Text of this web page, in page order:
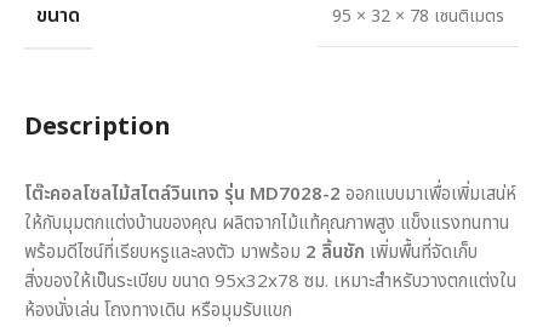
ขนาด 95 × 32 × 78 เซนติเมตร
Description
โต๊ะคอลโซลไม้สไตล์วินเทจ รุ่น MD7028-2 ออกแบบมาเพื่อเพิ่มเสน่ห์
ให้กับมุมตกแต่งบ้านของคุณ ผลิตจากไม้แท้คุณภาพสูง แข็งแรงทนทาน
พร้อมดีไซน์ที่เรียบหรูและลงตัว มาพร้อม 2 ลิ้นชัก เพิ่มพื้นที่จัดเก็บ
สิ่งของให้เป็นระเบียบ ขนาด 95x32x78 ซม. เหมาะสำหรับวางตกแต่งใน
ห้องนั่งเล่น โถงทางเดิน หรือมุมรับแขก